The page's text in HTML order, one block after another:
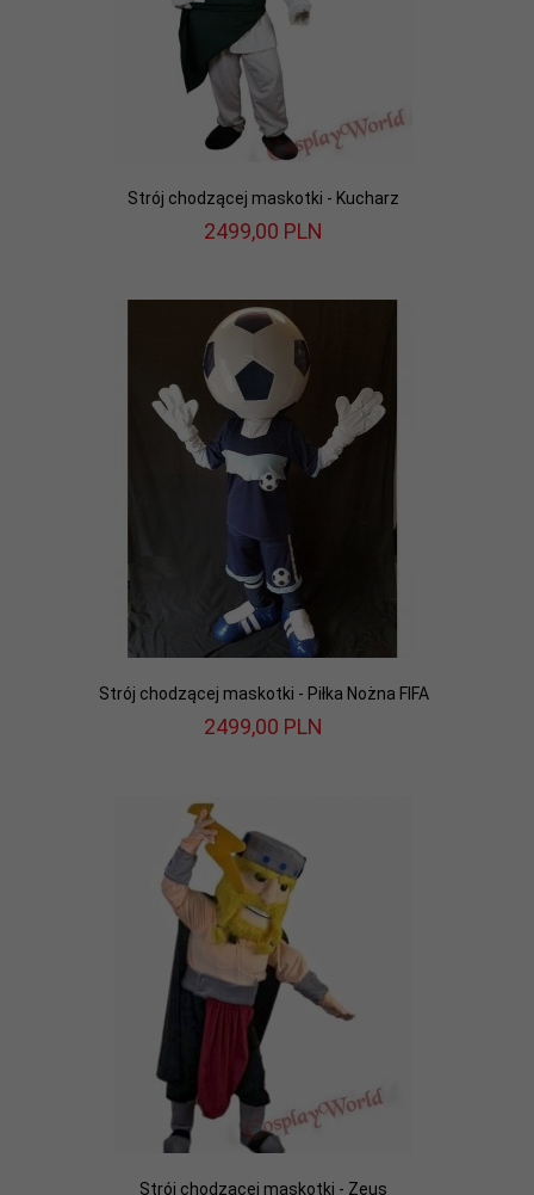
Strój chodzącej maskotki - Kucharz
2499,00 PLN
Strój chodzącej maskotki - Piłka Nożna FIFA
2499,00 PLN
Strój chodzącej maskotki - Zeus